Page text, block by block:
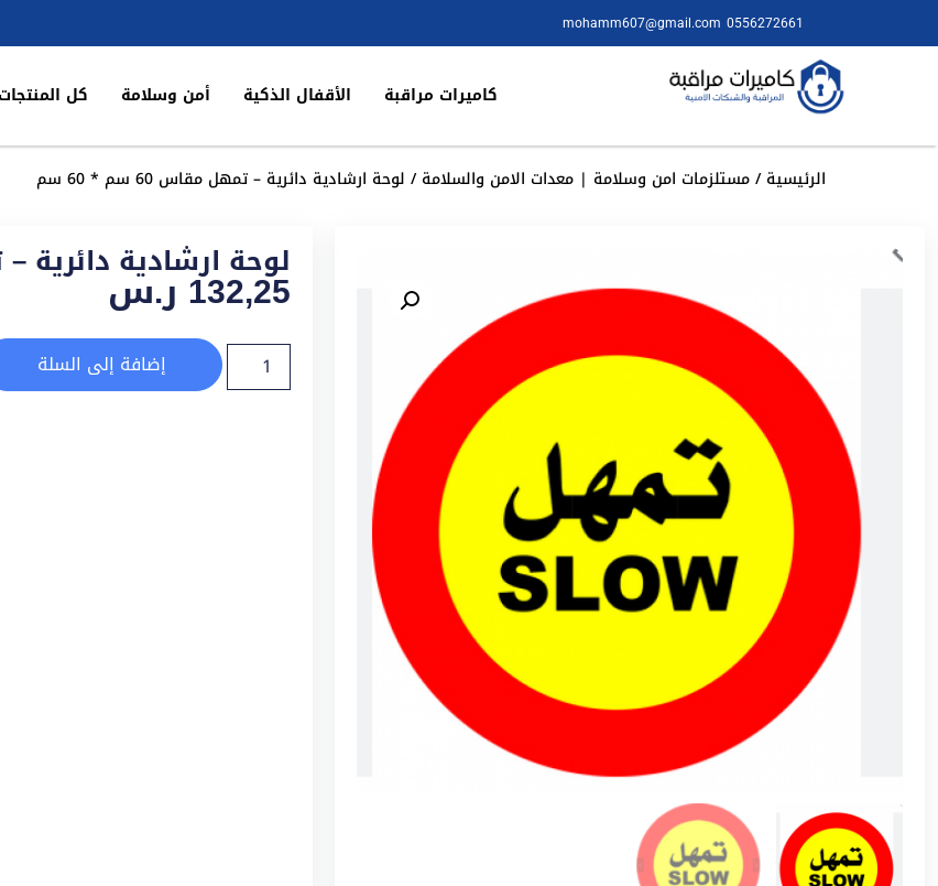
0556272661
mohamm607@gmail.com
كاميرات مراقبة الأقفال الذكية أمن وسلامة كل المنتجات
الرئيسية/مستلزمات امن وسلامة | معدات الامن والسلامة/ لوحة ارشادية دائرية – تمهل مقاس 60 سم * 60 سم
لوحة ارشادية دائرية –
132,25ر.س
إضافة إلى السلة